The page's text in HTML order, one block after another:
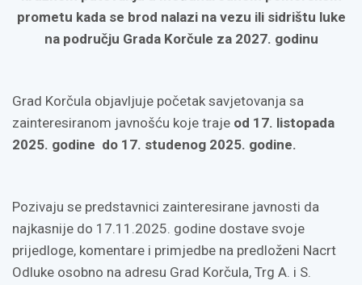
prometu kada se brod nalazi na vezu ili sidrištu luke
na području Grada Korčule za 2027. godinu
Grad Korčula objavljuje početak savjetovanja sa
zainteresiranom javnošću koje traje od 17. listopada
2025. godine do 17. studenog 2025. godine.
Pozivaju se predstavnici zainteresirane javnosti da
najkasnije do 17.11.2025. godine dostave svoje
prijedloge, komentare i primjedbe na predloženi Nacrt
Odluke osobno na adresu Grad Korčula, Trg A. i S.